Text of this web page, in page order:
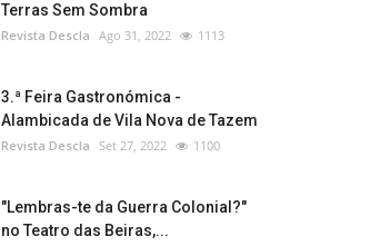
Terras Sem Sombra
Revista Descla Ago 31, 2022 1113
3.ª Feira Gastronómica -
Alambicada de Vila Nova de Tazem
Revista Descla Set 27, 2022 1100
"Lembras-te da Guerra Colonial?"
no Teatro das Beiras,...